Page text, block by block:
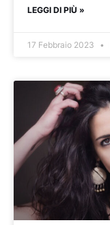
LEGGI DI PIÙ »
17 Febbraio 2023